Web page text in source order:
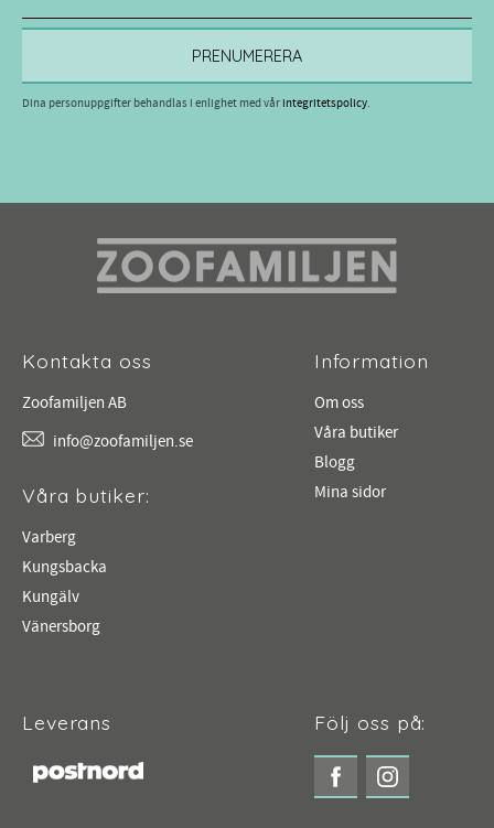
PRENUMERERA
Dina personuppgifter behandlas i enlighet med vårintegritetspolicy.
Kontakta oss
Zoofamiljen AB
info@zoofamiljen.se
Våra butiker:
Varberg
Kungsbacka
Kungälv
Vänersborg
Information
Om oss
Våra butiker
Blogg
Mina sidor
Leverans Följ oss på: